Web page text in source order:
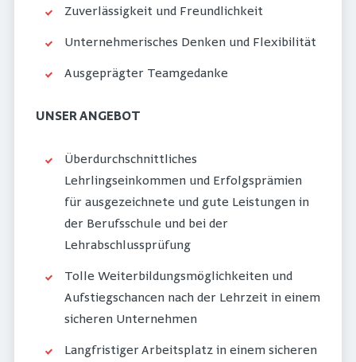
Zuverlässigkeit und Freundlichkeit
Unternehmerisches Denken und Flexibilität
Ausgeprägter Teamgedanke
UNSER ANGEBOT
Überdurchschnittliches
Lehrlingseinkommen und Erfolgsprämien
für ausgezeichnete und gute Leistungen in
der Berufsschule und bei der
Lehrabschlussprüfung
Tolle Weiterbildungsmöglichkeiten und
Aufstiegschancen nach der Lehrzeit in einem
sicheren Unternehmen
Langfristiger Arbeitsplatz in einem sicheren